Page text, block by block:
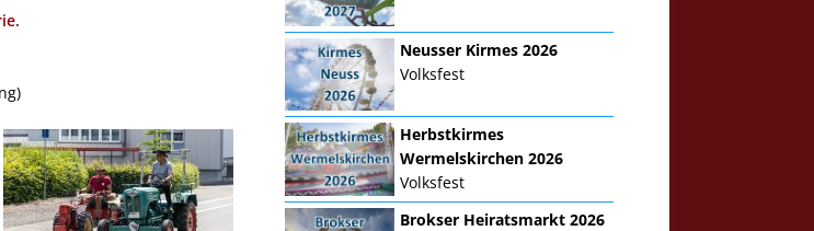
Neusser Kirmes 2026
Volksfest
Herbstkirmes
Wermelskirchen 2026
Volksfest
Brokser Heiratsmarkt 2026